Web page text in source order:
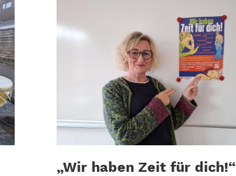
„Wir haben Zeit für dich!“